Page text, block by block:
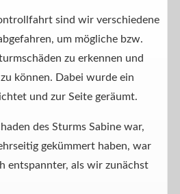
sind wir verschiedene
um mögliche bzw.
zu erkennen und
können. Dabei wurde ein
und zur Seite geräumt.
des Sturms Sabine war,
gekümmert haben, war
entspannter, als wir zunächst